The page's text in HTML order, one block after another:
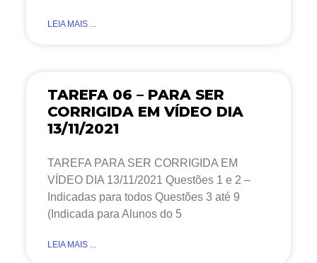
LEIA MAIS ...
TAREFA 06 – PARA SER
CORRIGIDA EM VÍDEO DIA
13/11/2021
TAREFA PARA SER CORRIGIDA EM
VÍDEO DIA 13/11/2021 Questões 1 e 2 –
Indicadas para todos Questões 3 até 9
(Indicada para Alunos do 5
LEIA MAIS ...